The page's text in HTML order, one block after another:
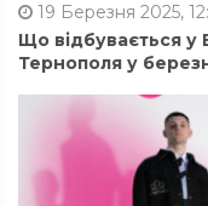
19 Березня 2025,
Що відбувається у
Тернополя у